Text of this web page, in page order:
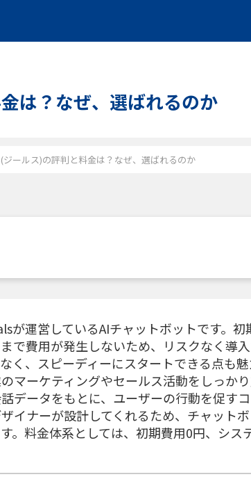
は？なぜ、選ばれるのか
ジールス)の評判と料金は？なぜ、選ばれるのか
が運営しているAIチャットボットです。
で費用が発生しないため、リスクなく導
く、スピーディーにスタートできる点も
マーケティングやセールス活動をしっか
データをもとに、ユーザーの行動を促す
イナーが設計してくれるため、チャット
。料金体系としては、初期費用0円、シス